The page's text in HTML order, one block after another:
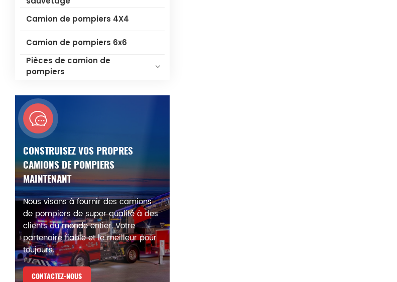
Camion de pompiers 4X4
Camion de pompiers 6x6
Pièces de camion de
pompiers
CONSTRUISEZ VOS PROPRES
CAMIONS DE POMPIERS
MAINTENANT
Nous visons à fournir des camions
de pompiers de super qualité à des
clients du monde entier. Votre
partenaire fiable et le meilleur pour
toujours.
CONTACTEZ-NOUS